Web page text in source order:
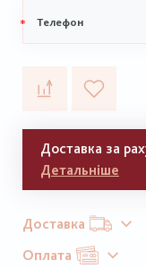
телефон
Доставка за
Детальніше
Доставка
Оплата